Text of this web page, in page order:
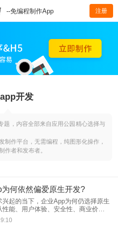
--免编程制作App 注册
开发
题，内容全部来自应用公园精心选择与
制作平台，无需编程，纯图形化操作，
作者和发布者。
何依然偏爱原生开发?
兴起的当下，企业App为何仍选择原生
能、用户体验、安全性、商业价值
析，揭示原生开发在企业级应用中
助您理解技术选型背后的战略逻